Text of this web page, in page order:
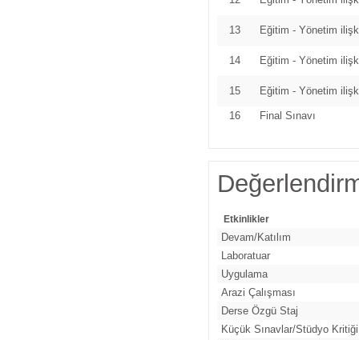
13 Eğitim - Yönetim
14 Eğitim - Yönetim
15 Eğitim - Yönetim
16 Final Sınavı
Etkinlikler
Devam/Katılım
Laboratuar
Uygulama
Arazi Çalışması
Derse Özgü Staj
Küçük Sınavlar/Stüdyo Kritiği